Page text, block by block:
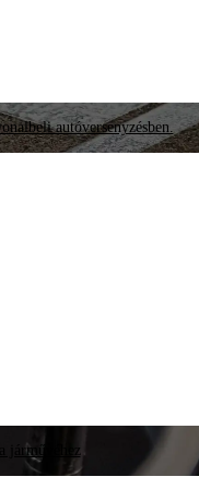
autóversenyzésben.
járművéhez